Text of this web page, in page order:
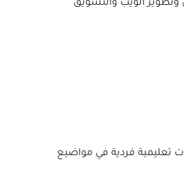
الويب والتسويق
تعليمية فردية في مواضيع